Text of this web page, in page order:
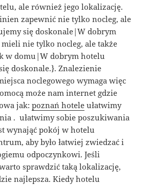
ale również jego lokalizację.
zapewnić nie tylko nocleg, ale
się doskonale|W dobrym
nie tylko nocleg, ale także
w domu|W dobrym hotelu
doskonale.}. Znalezienie
noclegowego wymaga więc
może nam internet gdzie
jak:poznań hotele ułatwimy
. ułatwimy sobie poszukiwania
wynająć pokój w hotelu
aby było łatwiej zwiedzać i
odpoczynkowi. Jeśli
sprawdzić taką lokalizację,
najlepsza. Kiedy hotelu